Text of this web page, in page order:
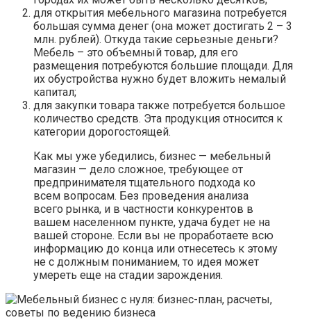
для открытия мебельного магазина потребуется
большая сумма денег (она может достигать 2 – 3
млн. рублей). Откуда такие серьезные деньги?
Мебель – это объемный товар, для его
размещения потребуются большие площади. Для
их обустройства нужно будет вложить немалый
капитал;
для закупки товара также потребуется большое
количество средств. Эта продукция относится к
категории дорогостоящей.
Как мы уже убедились, бизнес — мебельный
магазин — дело сложное, требующее от
предпринимателя тщательного подхода ко
всем вопросам. Без проведения анализа
всего рынка, и в частности конкурентов в
вашем населенном пункте, удача будет не на
вашей стороне. Если вы не проработаете всю
информацию до конца или отнесетесь к этому
не с должным пониманием, то идея может
умереть еще на стадии зарождения.